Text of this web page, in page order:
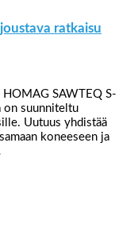
ratkaisu
SAWTEQ S-
on suunniteltu
Uutuus yhdistää
koneeseen ja